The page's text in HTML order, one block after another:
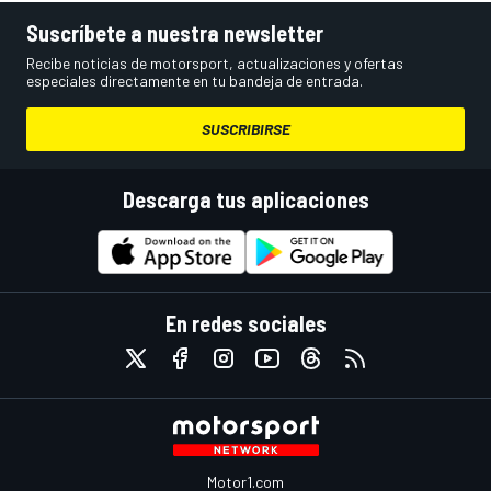
Suscríbete a nuestra newsletter
Recibe noticias de motorsport, actualizaciones y ofertas
especiales directamente en tu bandeja de entrada.
SUSCRIBIRSE
Descarga tus aplicaciones
En redes sociales
Motor1.com